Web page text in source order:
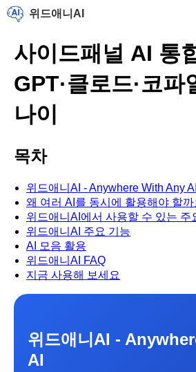
위드애니AI
사이드패널 AI 통
GPT·클로드·코파
나이
목차
위드애니AI - Anywhere With Any AI
왜 여러 AI를 동시에 활용해야 할
위드애니AI에서 사용할 수 있는 주
위드애니AI 주요 기능
AI 모음 활용
위드애니AI FAQ
지금 사용해 보세요
위드애니AI -
AI